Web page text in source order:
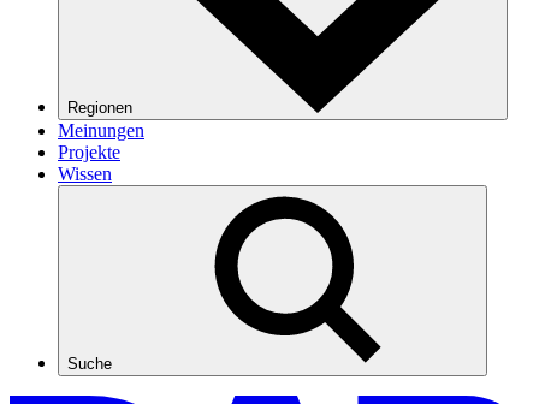
Regionen
Meinungen
Projekte
Wissen
Suche